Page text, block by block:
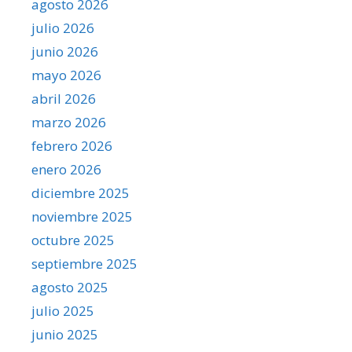
agosto 2026
julio 2026
junio 2026
mayo 2026
abril 2026
marzo 2026
febrero 2026
enero 2026
diciembre 2025
noviembre 2025
octubre 2025
septiembre 2025
agosto 2025
julio 2025
junio 2025